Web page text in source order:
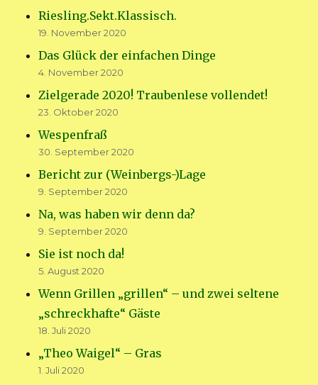
Riesling.Sekt.Klassisch.
19. November 2020
Das Glück der einfachen Dinge
4. November 2020
Zielgerade 2020! Traubenlese vollendet!
23. Oktober 2020
Wespenfraß
30. September 2020
Bericht zur (Weinbergs-)Lage
9. September 2020
Na, was haben wir denn da?
9. September 2020
Sie ist noch da!
5. August 2020
Wenn Grillen „grillen“ – und zwei seltene
„schreckhafte“ Gäste
18. Juli 2020
„Theo Waigel“ – Gras
1. Juli 2020